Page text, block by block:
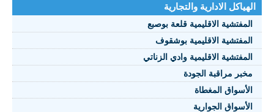
الهياكل الادارية والتجارية
المفتشية الاقليمية قلعة بوصبع
المفتشية الاقليمية بوشقوف
المفتشية الاقليمية وادي الزناتي
مخبر مراقبة الجودة
الأسواق المغطاة
الأسواق الجوارية